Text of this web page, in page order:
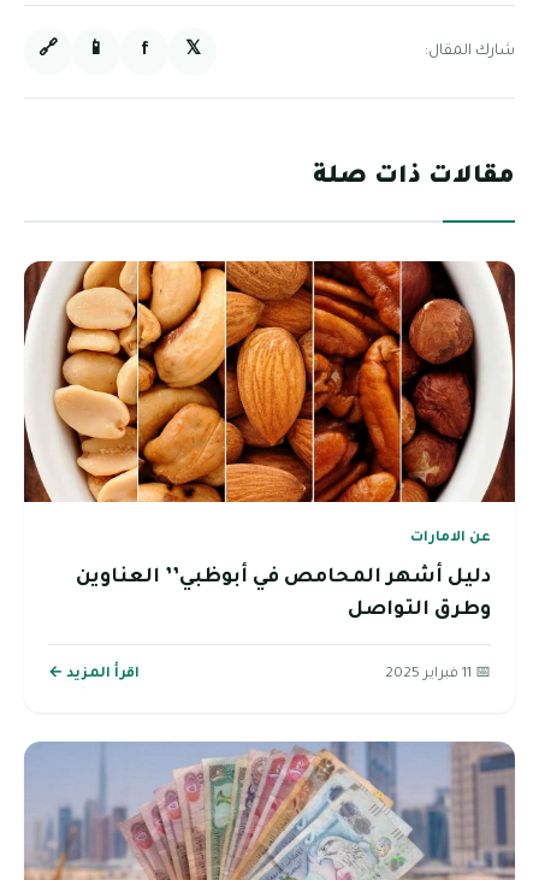
شارك المقال: 𝕏
f
📱
🔗
مقالات ذات صلة
عن الامارات
دليل أشهر المحامص في أبوظبي’’ العناوين
وطرق التواصل
📅 11 فبراير 2025 اقرأ المزيد ←